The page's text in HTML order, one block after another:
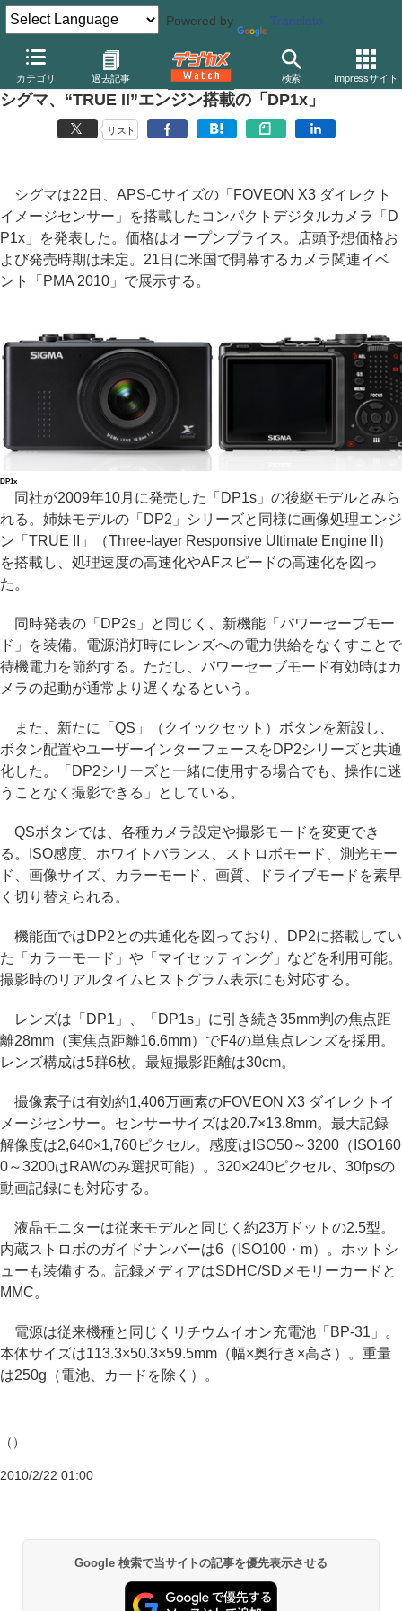
Powered by Translate
カテゴリ 過去記事 検索 Impressサイト
デジカメ Watch カメラ レンズ一体型（コンパクト）カメラ シ
シグマ、“TRUE II”エンジン搭載の「DP1x」
リスト
シグマは22日、APS-Cサイズの「FOVEON X3 ダイレクト
イメージセンサー」を搭載したコンパクトデジタルカメラ「D
P1x」を発表した。価格はオープンプライス。店頭予想価格お
よび発売時期は未定。21日に米国で開幕するカメラ関連イベ
ント「PMA 2010」で展示する。
DP1x
同社が2009年10月に発売した「DP1s」の後継モデルとみら
れる。姉妹モデルの「DP2」シリーズと同様に画像処理エンジ
ン「TRUE II」（Three-layer Responsive Ultimate Engine II）
を搭載し、処理速度の高速化やAFスピードの高速化を図っ
た。
同時発表の「DP2s」と同じく、新機能「パワーセーブモー
ド」を装備。電源消灯時にレンズへの電力供給をなくすことで
待機電力を節約する。ただし、パワーセーブモード有効時はカ
メラの起動が通常より遅くなるという。
また、新たに「QS」（クイックセット）ボタンを新設し、
ボタン配置やユーザーインターフェースをDP2シリーズと共通
化した。「DP2シリーズと一緒に使用する場合でも、操作に迷
うことなく撮影できる」としている。
QSボタンでは、各種カメラ設定や撮影モードを変更でき
る。ISO感度、ホワイトバランス、ストロボモード、測光モー
ド、画像サイズ、カラーモード、画質、ドライブモードを素早
く切り替えられる。
機能面ではDP2との共通化を図っており、DP2に搭載してい
た「カラーモード」や「マイセッティング」などを利用可能。
撮影時のリアルタイムヒストグラム表示にも対応する。
レンズは「DP1」、「DP1s」に引き続き35mm判の焦点距
離28mm（実焦点距離16.6mm）でF4の単焦点レンズを採用。
レンズ構成は5群6枚。最短撮影距離は30cm。
撮像素子は有効約1,406万画素のFOVEON X3 ダイレクトイ
メージセンサー。センサーサイズは20.7×13.8mm。最大記録
解像度は2,640×1,760ピクセル。感度はISO50～3200（ISO160
0～3200はRAWのみ選択可能）。320×240ピクセル、30fpsの
動画記録にも対応する。
液晶モニターは従来モデルと同じく約23万ドットの2.5型。
内蔵ストロボのガイドナンバーは6（ISO100・m）。ホットシ
ューも装備する。記録メディアはSDHC/SDメモリーカードと
MMC。
電源は従来機種と同じくリチウムイオン充電池「BP-31」。
本体サイズは113.3×50.3×59.5mm（幅×奥行き×高さ）。重量
は250g（電池、カードを除く）。
（）
2010/2/22 01:00
Google 検索で当サイトの記事を優先表示させる